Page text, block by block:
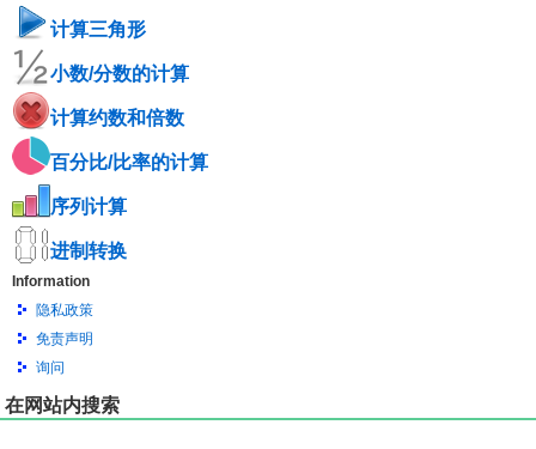
计算三角形
小数/分数的计算
计算约数和倍数
百分比/比率的计算
序列计算
进制转换
Information
隐私政策
免责声明
询问
在网站内搜索